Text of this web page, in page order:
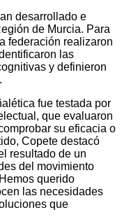
desarrollado e
de Murcia. Para
federación realizaron
las
y definieron
fue testada por
que evaluaron
su eficacia o
Copete destacó
resultado de un
del movimiento
querido
las necesidades
que